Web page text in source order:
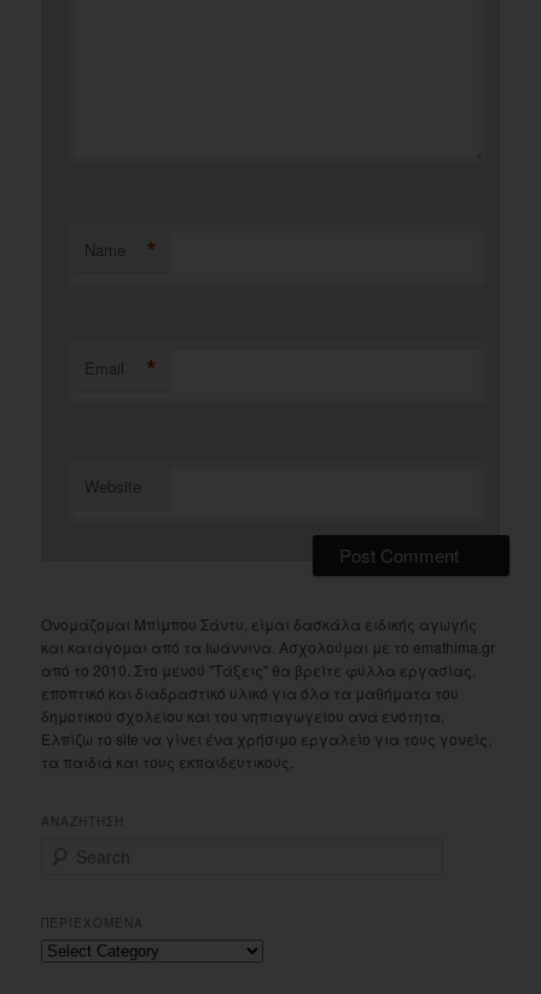
Name *
Email *
Website
Ονομάζομαι Μπίμπου Σάντυ, είμαι δασκάλα ειδικής αγωγής
και κατάγομαι από τα Ιωάννινα. Ασχολούμαι με το emathima.gr
από το 2010. Στο μενού "Τάξεις" θα βρείτε φύλλα εργασίας,
εποπτικό και διαδραστικό υλικό για όλα τα μαθήματα του
δημοτικού σχολείου και του νηπιαγωγείου ανά ενότητα.
Ελπίζω το site να γίνει ένα χρήσιμο εργαλείο για τους γονείς,
τα παιδιά και τους εκπαιδευτικούς.
ΑΝΑΖΗΤΗΣΗ
r
c
h
ΠΕΡΙΕΧΟΜΕΝΑ
Περιεχομενα